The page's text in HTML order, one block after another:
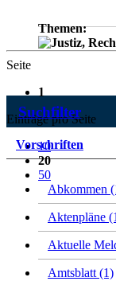
Themen:
Seite
1
Einträge pro Seite
10
20
50
Suchfilter
Vorschriften
Abkommen
Aktenpläne
Aktuelle
Amtsblatt (1)